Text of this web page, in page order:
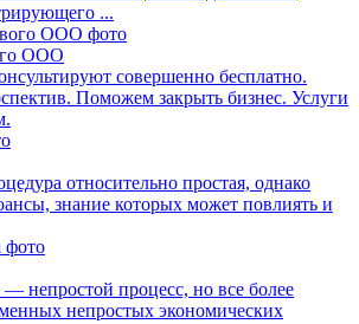
...
ООО
совершенно бесплатно.
Поможем закрыть бизнес. Услуги
относительно простая, однако
знание которых может повлиять и
непростой процесс, но все более
непростых экономических